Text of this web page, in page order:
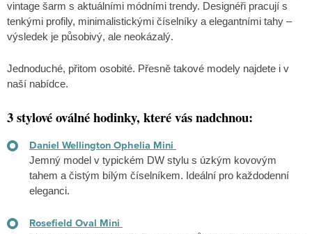
vintage šarm s aktuálními módními trendy. Designéři pracují s
tenkými profily, minimalistickými číselníky a elegantními tahy –
výsledek je působivý, ale neokázalý.
Jednoduché, přitom osobité. Přesně takové modely najdete i v
naší nabídce.
3 stylové oválné hodinky, které vás nadchnou:
Daniel Wellington Ophelia Mini
Jemný model v typickém DW stylu s úzkým kovovým
tahem a čistým bílým číselníkem. Ideální pro každodenní
eleganci.
Rosefield Oval Mini